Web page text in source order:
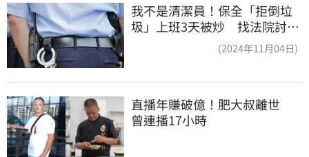
我不是清潔員！保全「拒倒垃
圾」上班3天被炒 找法院討公
(2024年11月04日)
直播年賺破億！肥大叔離世
曾連播17小時